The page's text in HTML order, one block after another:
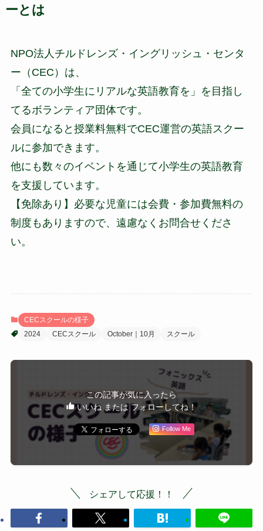
ーとは
NPO法人チルドレンズ・イングリッシュ・センタ
ー（CEC）は、
「全ての小学生にリアルな英語教育を」を目指し
てるボランティア団体です。
会員になると授業料無料でCEC運営の英語スクー
ルに参加できます。
他にも数々のイベントを通じて小学生の英語教育
を支援しています。
【免除あり】必要な児童には会費・参加費無料の
制度もありますので、遠慮なくお問合せくださ
い。
CECスクールの様子
2024
CECスクール October｜10月 スクール
この記事が気に入ったら
いいね または フォローしてね！
Follow Me
シェアして応援！！